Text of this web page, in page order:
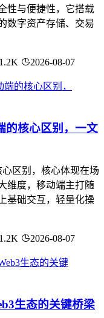
性与便捷性，它搭载
数字资产存储、交易
2026-08-07
的核心区别，一文
区别，核心体现在场
维度，移动端主打随
基础交互，轻量化操
2026-08-07
生态的关键桥梁